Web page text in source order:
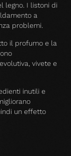
legno. I listoni di
a
problemi.
il profumo e la
vivete e
inutili e
un effetto